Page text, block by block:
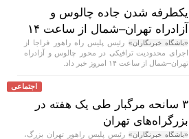
یکطرفه شدن جاده چالوس و
آزادراه تهران–شمال از ساعت ۱۴
«باشگاه خبرنگاران» رئیس پلیس راه راهور فراجا از
اجرای محدودیت ترافیکی در محور چالوس و آزادراه
تهران–شمال از ساعت ۱۴ امروز خبر داد.
اجتماعی
۳ سانحه مرگبار طی یک هفته در
بزرگراه‌های تهران
«باشگاه خبرنگاران» رئیس پلیس راهور تهران بزرگ،